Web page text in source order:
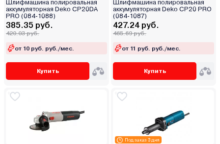
Шлифмашина полировальная
аккумуляторная Deko CP20DA
PRO (084-1088)
385.35 руб.
420.03 руб.
от 10 руб. руб./мес.
Купить
Шлифмашина полировальная
аккумуляторная Deko CP20 PRO
(084-1087)
427.24 руб.
465.69 руб.
от 11 руб. руб./мес.
Купить
Под заказ 3 дня